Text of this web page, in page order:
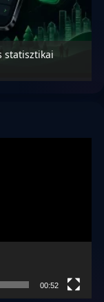
statisztikai
00:52